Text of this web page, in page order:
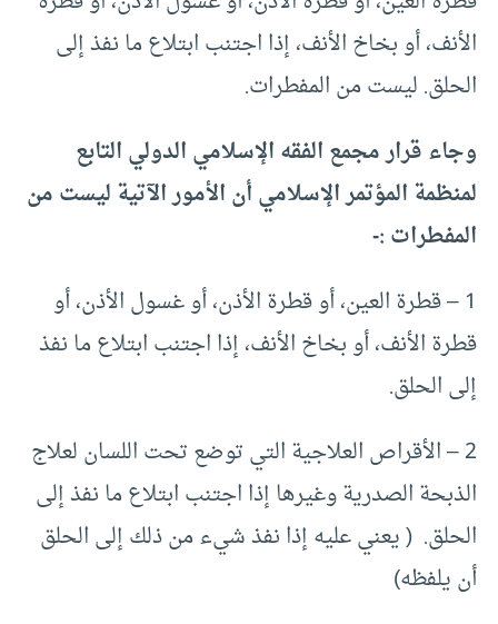
الأنف، أو بخاخ الأنف، إذا اجتنب ابتلاع ما نفذ إلى
الحلق. ليست من المفطرات.
وجاء قرار مجمع الفقه الإسلامي الدولي التابع
لمنظمة المؤتمر الإسلامي أن الأمور الآتية ليست من
المفطرات :-
1 – قطرة العين، أو قطرة الأذن، أو غسول الأذن، أو
قطرة الأنف، أو بخاخ الأنف، إذا اجتنب ابتلاع ما نفذ
إلى الحلق.
2 – الأقراص العلاجية التي توضع تحت اللسان لعلاج
الذبحة الصدرية وغيرها إذا اجتنب ابتلاع ما نفذ إلى
الحلق. ( يعني عليه إذا نفذ شيء من ذلك إلى الحلق
أن يلفظه)